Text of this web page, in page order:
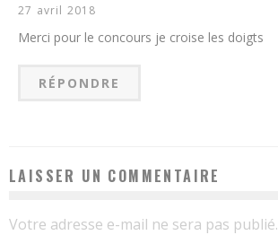
27 avril 2018
Merci pour le concours je croise les doigts
RÉPONDRE
LAISSER UN COMMENTAIRE
Votre adresse e-mail ne sera pas publié.